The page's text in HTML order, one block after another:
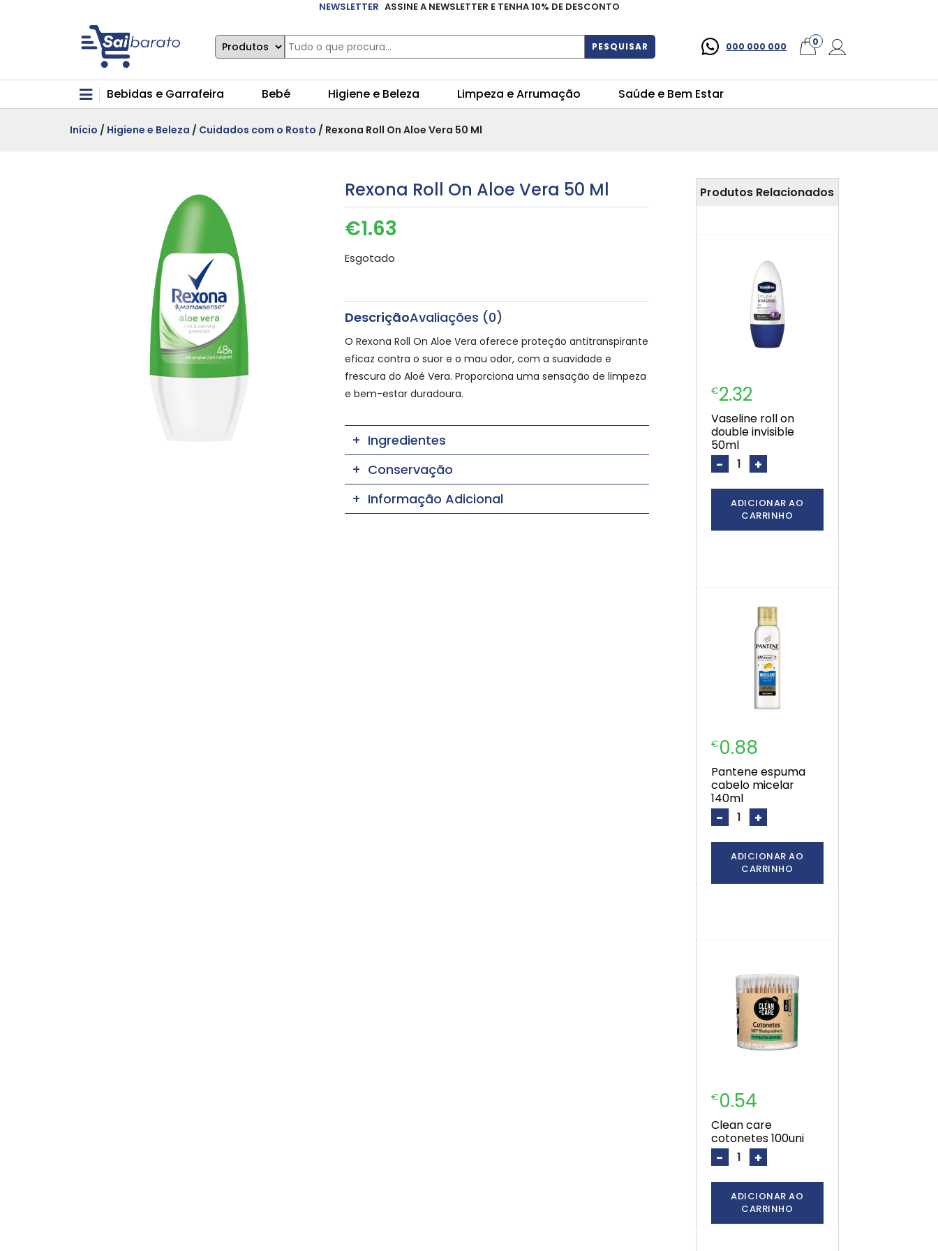
NEWSLETTER ASSINE A NEWSLETTER E TENHA 10% DE DESCONTO
PESQUISAR 000 000 000 0
Bebidas e Garrafeira Bebé Higiene e Beleza Limpeza e Arrumação Saúde e Bem Estar
Início / Higiene e Beleza / Cuidados com o Rosto / Rexona Roll On Aloe Vera 50 Ml
Rexona Roll On Aloe Vera 50 Ml
€1.63
Esgotado
DescriçãoAvaliações (0)
O Rexona Roll On Aloe Vera oferece proteção antitranspirante
eficaz contra o suor e o mau odor, com a suavidade e
frescura do Aloé Vera. Proporciona uma sensação de limpeza
e bem-estar duradoura.
Ingredientes
Conservação
Informação Adicional
Produtos Relacionados
€2.32
vaseline roll on
double invisible
50ml
- +
ADICIONAR AO
CARRINHO
€0.88
pantene espuma
cabelo micelar
140ml
- +
ADICIONAR AO
CARRINHO
€0.54
clean care
cotonetes 100uni
- +
ADICIONAR AO
CARRINHO